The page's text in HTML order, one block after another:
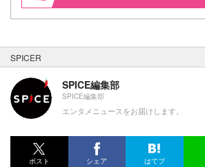
SPICER
SPICE編集部
SPICE編集部
エンタメニュースをお届けします。
ポスト シェア はてブ